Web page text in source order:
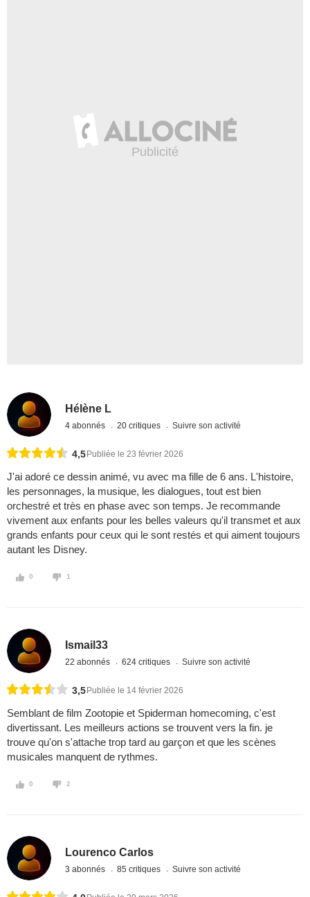
Hélène L
4 abonnés 20 critiques Suivre son activité
4,5 Publiée le 23 février 2026
J'ai adoré ce dessin animé, vu avec ma fille de 6 ans. L'histoire,
les personnages, la musique, les dialogues, tout est bien
orchestré et très en phase avec son temps. Je recommande
vivement aux enfants pour les belles valeurs qu'il transmet et aux
grands enfants pour ceux qui le sont restés et qui aiment toujours
autant les Disney.
0 1
Ismail33
22 abonnés 624 critiques Suivre son activité
3,5 Publiée le 14 février 2026
Semblant de film Zootopie et Spiderman homecoming, c'est
divertissant. Les meilleurs actions se trouvent vers la fin. je
trouve qu'on s'attache trop tard au garçon et que les scènes
musicales manquent de rythmes.
0 2
Lourenco Carlos
3 abonnés 85 critiques Suivre son activité